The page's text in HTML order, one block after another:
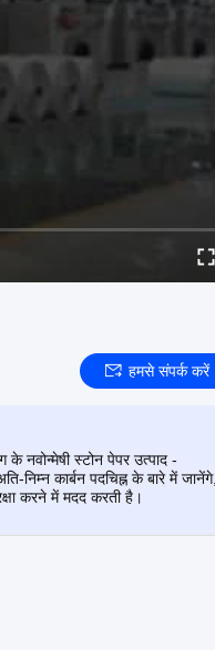
हमसे संपर्क करें
नवोन्मेषी स्टोन पेपर उत्पाद -
कार्बन पदचिह्न के बारे में जानेंगे,
करने में मदद करती है।